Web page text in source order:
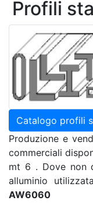
Profili
Catalogo profili
Produzione e
commerciali
mt 6 . Dove non
alluminio
AW6060